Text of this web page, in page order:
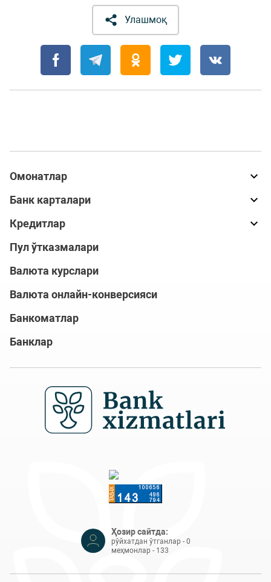
Улашмоқ
Омонатлар
Банк карталари
Кредитлар
Пул ўтказмалари
Валюта курслари
Валюта онлайн-конверсияси
Банкоматлар
Банклар
Ҳозир сайтда:
рўйхатдан ўтганлар - 0
меҳмонлар - 133